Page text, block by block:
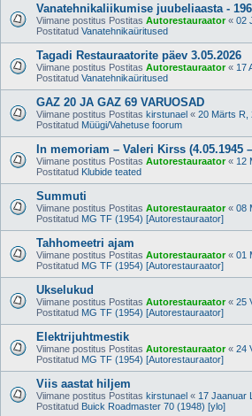
Vanatehnikaliikumise juubeliaasta -
Viimane postitus Postitas Autorestauraator« 02
Postitatud Vanatehnikaüritused
Tagadi Restauraatorite päev 3.05.2026
Viimane postitus Postitas Autorestauraator« 17
Postitatud Vanatehnikaüritused
GAZ 20 JA GAZ 69 VARUOSAD
Viimane postitus Postitas kirstunael « 20 Märts R,
Postitatud Müügi/Vahetuse foorum
In memoriam – Valeri Kirss (4.05.1945
Viimane postitus Postitas Autorestauraator« 12
Postitatud Klubide teated
Summuti
Viimane postitus Postitas Autorestauraator« 08
Postitatud MG TF (1954) [Autorestauraator]
Tahhomeetri ajam
Viimane postitus Postitas Autorestauraator« 01
Postitatud MG TF (1954) [Autorestauraator]
Ukselukud
Viimane postitus Postitas Autorestauraator« 25
Postitatud MG TF (1954) [Autorestauraator]
Elektrijuhtmestik
Viimane postitus Postitas Autorestauraator« 24
Postitatud MG TF (1954) [Autorestauraator]
Viis aastat hiljem
Viimane postitus Postitas kirstunael « 17 Jaanuar
Postitatud Buick Roadmaster 70 (1948) [ylo]